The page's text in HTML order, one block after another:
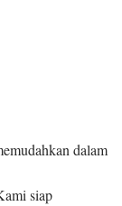
dalam
siap